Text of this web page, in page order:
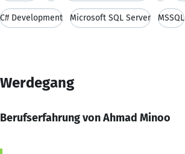
C# Development Microsoft SQL Server MSSQL
Werdegang
Berufserfahrung von Ahmad Minoo